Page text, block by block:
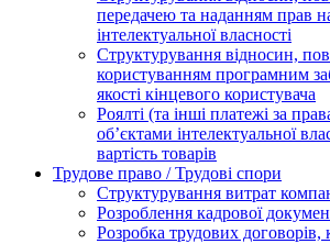
передачею та наданням прав
інтелектуальної власності
Структурування відносин,
користуванням програмним
якості кінцевого користувача
Роялті (та інші платежі за
об’єктами інтелектуальної
вартість товарів
Трудове право / Трудові спори
Cтруктурування витрат
Розроблення кадрової
Розробка трудових договорів,